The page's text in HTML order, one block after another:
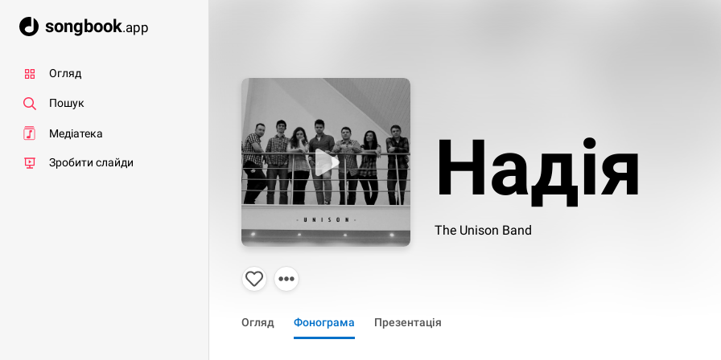
songbook.app
Огляд
Пошук
Медіатека
Зробити слайди Надія
The Unison Band
Огляд Фонограма Презентація